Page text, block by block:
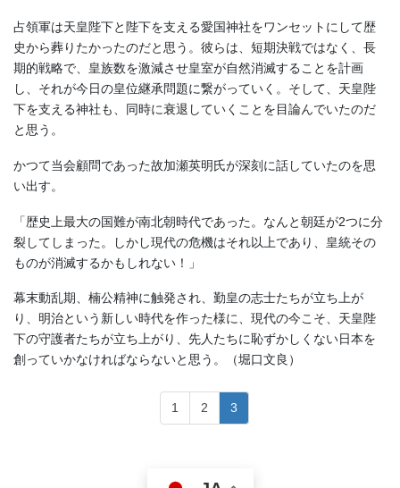
占領軍は天皇陛下と陛下を支える愛国神社をワンセットにして歴
史から葬りたかったのだと思う。彼らは、短期決戦ではなく、長
期的戦略で、皇族数を激減させ皇室が自然消滅することを計画
し、それが今日の皇位継承問題に繋がっていく。そして、天皇陛
下を支える神社も、同時に衰退していくことを目論んでいたのだ
と思う。
かつて当会顧問であった故加瀬英明氏が深刻に話していたのを思
い出す。
「歴史上最大の国難が南北朝時代であった。なんと朝廷が2つに分
裂してしまった。しかし現代の危機はそれ以上であり、皇統その
ものが消滅するかもしれない！」
幕末動乱期、楠公精神に触発され、勤皇の志士たちが立ち上が
り、明治という新しい時代を作った様に、現代の今こそ、天皇陛
下の守護者たちが立ち上がり、先人たちに恥ずかしくない日本を
創っていかなければならないと思う。（堀口文良）
1 2 3